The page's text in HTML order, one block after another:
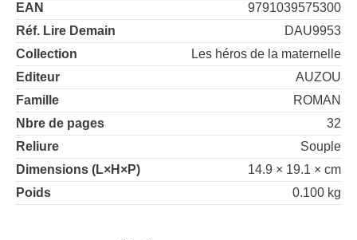
EAN
9791039575300
Réf. Lire Demain
DAU9953
Collection
Les héros de la maternelle
Editeur
AUZOU
Famille
ROMAN
Nbre de pages
32
Reliure
Souple
Dimensions (L×H×P)
14.9 × 19.1 × cm
Poids
0.100 kg